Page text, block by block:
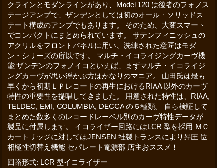
クラインとモダンラインがあり、Model 120 は後者のフォノス
テージアンプで、ザンデンとしては初のオール・ソリッドス
テート構成のアンプでもあります。 そのため、大変スマート
でコンパクトにまとめられています。 サテンフィニッシュの
アクリルをフロントパネルに用い、洗練された意匠はモダ
ン・シリーズの所以です。 マルチ・イコライジングカーヴ機
能 ザンデンのフォノイコといえば、まずマルチ・イコライジ
ングカーヴが思い浮かぶ方はかなりのマニア。 山田氏は最も
早くから初期ＬＰレコードの再生におけるRIAA 以外のカーヴ
特性の重要性を提唱してきました。 用意された特性は、RIAA,
TELDEC, EMI, COLUMBIA, DECCA の５種類。 自ら検証して
まとめた数多くのレコードレーベル別のカーヴ特性データが
製品に付属します。 イコライザー回路にはLCR 型を採用 ＭＣ
カートリッジに対してはJENSEN 社製トランスにより昇圧 位
相極性切替え機能 セパレート電源部 店主おススメ！
回路形式: LCR 型イコライザー